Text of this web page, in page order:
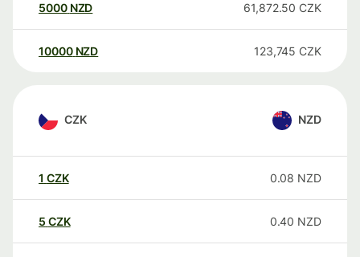
5000 NZD 61,872.50 CZK
10000 NZD 123,745 CZK
CZK NZD
1 CZK 0.08 NZD
5 CZK 0.40 NZD